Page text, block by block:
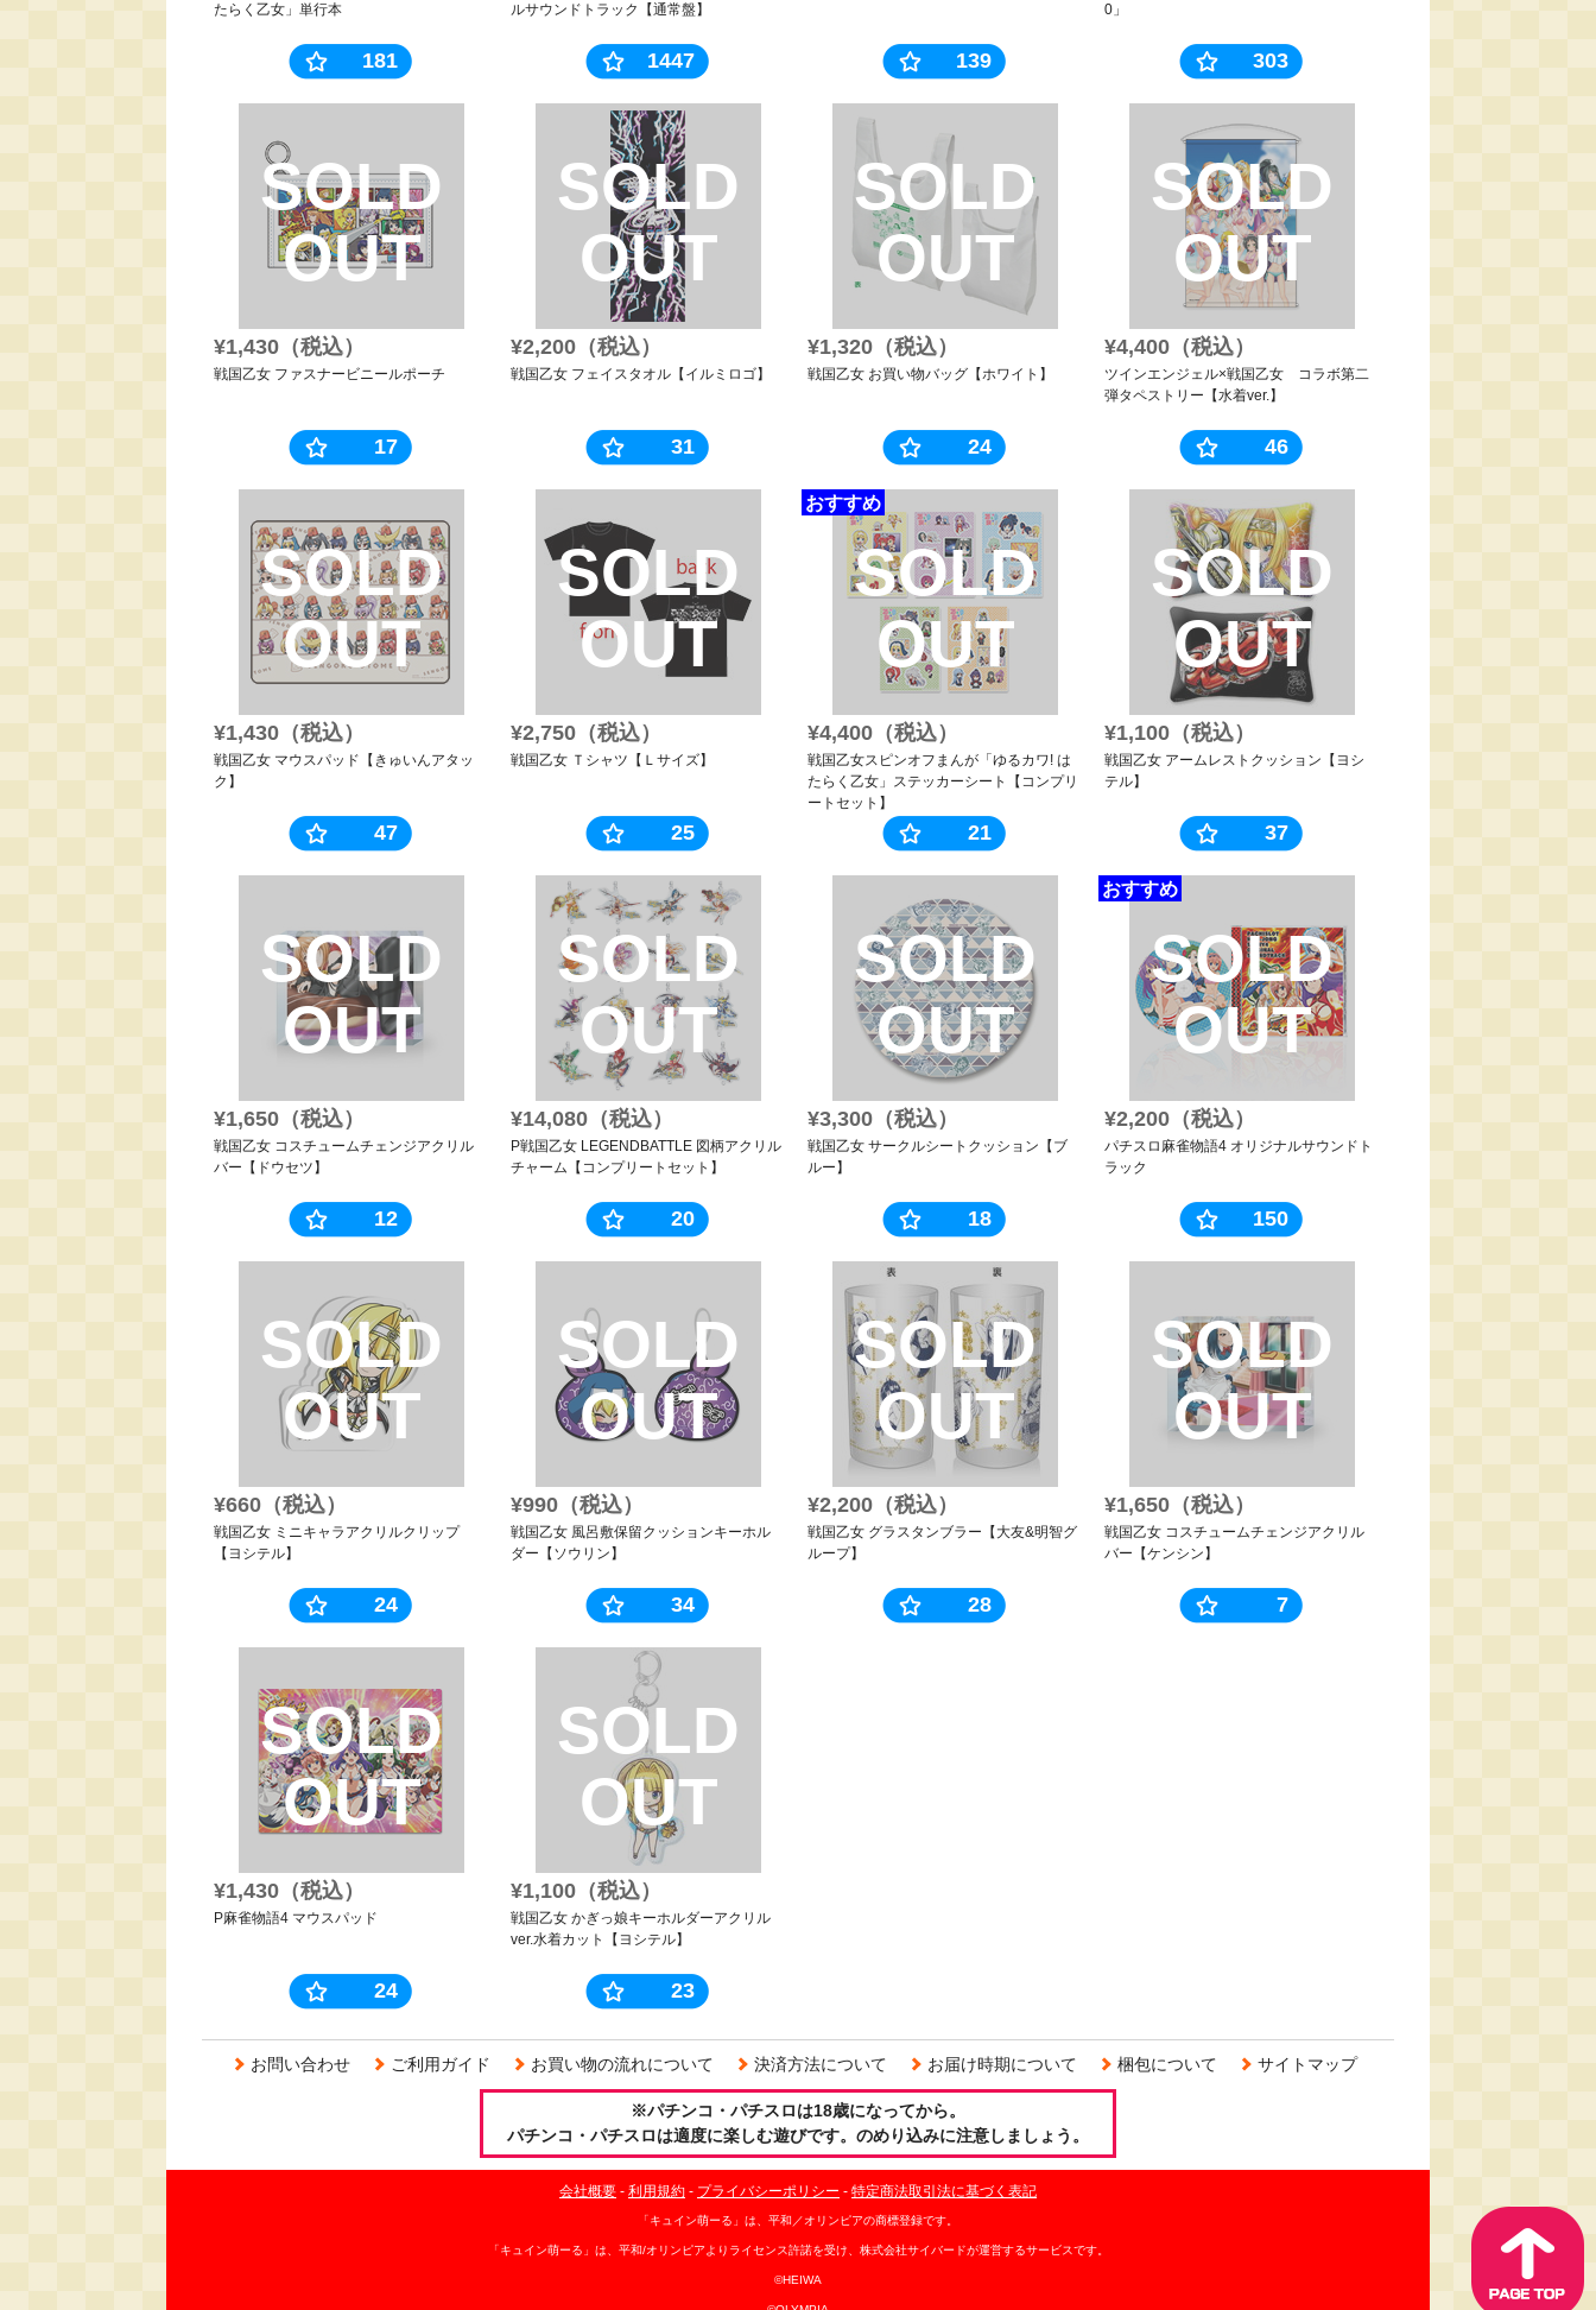
たらく乙女」単行本
181
ルサウンドトラック【通常盤】
1447 139
0」
303
SOLD
OUT
¥1,430（税込）
戦国乙女 ファスナービニールポーチ
17
SOLD
OUT
¥2,200（税込）
戦国乙女 フェイスタオル【イルミロゴ】
31
SOLD
OUT
¥1,320（税込）
戦国乙女 お買い物バッグ【ホワイト】
24
SOLD
OUT
¥4,400（税込）
ツインエンジェル×戦国乙女 コラボ第二
弾タペストリー【水着ver.】
46
SOLD
OUT
¥1,430（税込）
戦国乙女 マウスパッド【きゅいんアタッ
ク】
47
SOLD
OUT
¥2,750（税込）
戦国乙女 Ｔシャツ【Ｌサイズ】
25
おすすめ
SOLD
OUT
¥4,400（税込）
戦国乙女スピンオフまんが「ゆるカワ! は
たらく乙女」ステッカーシート【コンプリ
ートセット】
21
SOLD
OUT
¥1,100（税込）
戦国乙女 アームレストクッション【ヨシ
テル】
37
SOLD
OUT
¥1,650（税込）
戦国乙女 コスチュームチェンジアクリル
バー【ドウセツ】
12
SOLD
OUT
¥14,080（税込）
P戦国乙女 LEGENDBATTLE 図柄アクリル
チャーム【コンプリートセット】
20
SOLD
OUT
¥3,300（税込）
戦国乙女 サークルシートクッション【ブ
ルー】
18
おすすめ
SOLD
OUT
¥2,200（税込）
パチスロ麻雀物語4 オリジナルサウンドト
ラック
150
SOLD
OUT
¥660（税込）
戦国乙女 ミニキャラアクリルクリップ
【ヨシテル】
24
SOLD
OUT
¥990（税込）
戦国乙女 風呂敷保留クッションキーホル
ダー【ソウリン】
34
SOLD
OUT
¥2,200（税込）
戦国乙女 グラスタンブラー【大友&明智グ
ループ】
28
SOLD
OUT
¥1,650（税込）
戦国乙女 コスチュームチェンジアクリル
バー【ケンシン】
7
SOLD
OUT
¥1,430（税込）
P麻雀物語4 マウスパッド
24
SOLD
OUT
¥1,100（税込）
戦国乙女 かぎっ娘キーホルダーアクリル
ver.水着カット【ヨシテル】
23
お問い合わせ ご利用ガイド お買い物の流れについて 決済方法について お届け時期について 梱包について サイトマップ
※パチンコ・パチスロは18歳になってから。
パチンコ・パチスロは適度に楽しむ遊びです。のめり込みに注意しましょう。
会社概要 - 利用規約 - プライバシーポリシー - 特定商法取引法に基づく表記
「キュイン萌ーる」は、平和／オリンピアの商標登録です。
「キュイン萌ーる」は、平和/オリンピアよりライセンス許諾を受け、株式会社サイバードが運営するサービスです。
©HEIWA